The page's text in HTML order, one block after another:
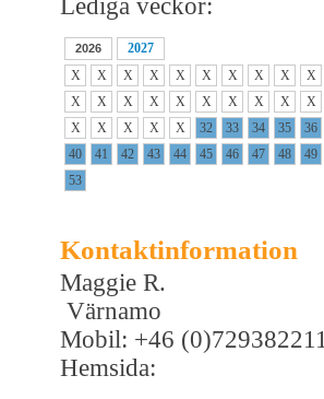
Lediga veckor:
2026
2027
X
X X X X X X X X X
X
X X X X X X X X X
X
X X X X 32 33 34 35 36
40
41 42 43 44 45 46 47 48 49
53
Kontaktinformation
Maggie R.
Värnamo
Mobil: +46 (0)729382211
Hemsida: